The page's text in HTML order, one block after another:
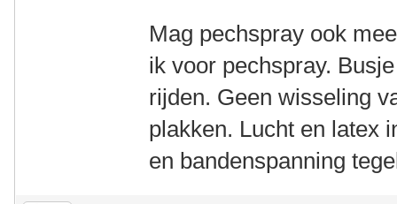
Mag pechspray ook
ik voor pechspray.
rijden. Geen wisseling
plakken. Lucht en latex
en bandenspanning